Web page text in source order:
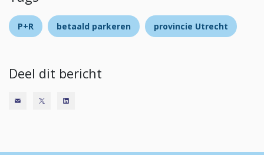
P+R betaald parkeren provincie Utrecht
Deel dit bericht